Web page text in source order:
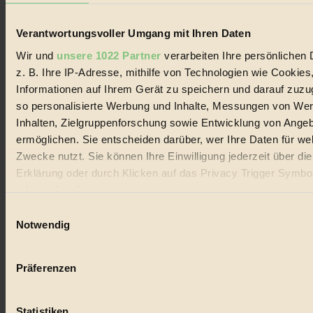
Verantwortungsvoller Umgang mit Ihren Daten
Wir und unsere 1022 Partner verarbeiten Ihre persönlichen
z. B. Ihre IP-Adresse, mithilfe von Technologien wie
Informationen auf Ihrem Gerät zu speichern und darauf
so personalisierte Werbung und Inhalte, Messungen von
Inhalten, Zielgruppenforschung sowie Entwicklung von
ermöglichen. Sie entscheiden darüber, wer Ihre Daten für
Zwecke nutzt. Sie können Ihre Einwilligung jederzeit über
Erklärung oder durch Klicken auf das Privacy Trigger
oder widerrufen
Wenn Sie es erlauben, würden wir auch gerne:
Ihr Gerät durch aktives Scannen nach bestimmten
Notwendig
Präferenzen
und Produkte, ein Leitfaden im schnell wachsenden Markt des
alternativer Energien.
Social Media
22.601 Fans auf Facebook
3.415 Follower auf Twitter
Folge uns auf Instagram
Themen
Bio
Lebensmittel